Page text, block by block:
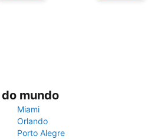
mundo
Miami
Orlando
Porto Alegre